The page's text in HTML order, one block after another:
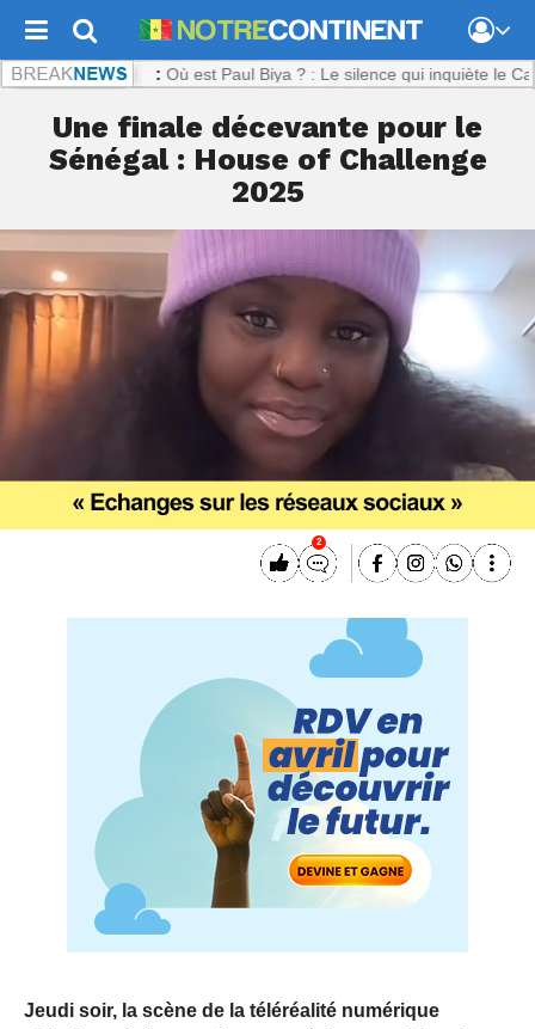
: Où est Paul Biya ? : Le silence qui inquiète le
Une finale décevante pour le
Sénégal : House of Challenge
2025
2
Jeudi soir, la scène de la téléréalité numérique